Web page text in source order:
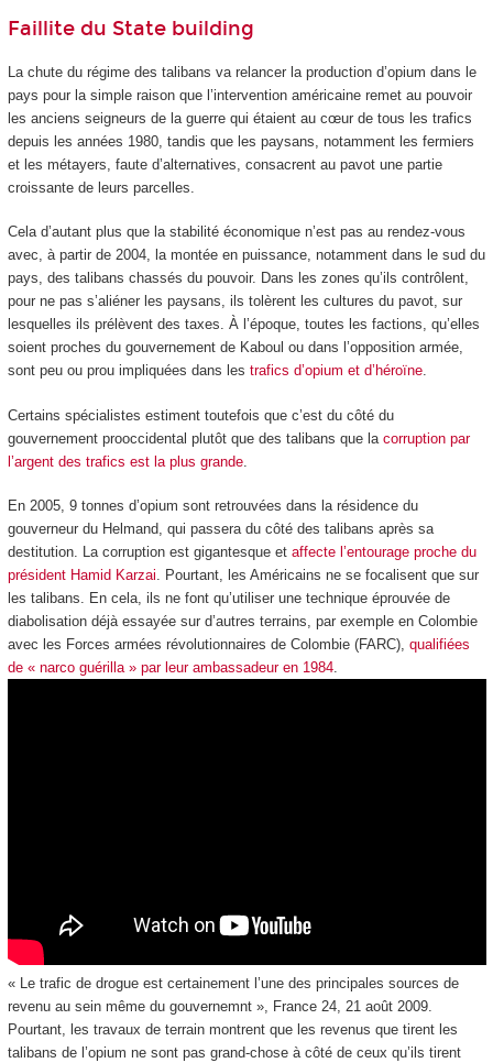
Faillite du State building
La chute du régime des talibans va relancer la production d’opium dans le
pays pour la simple raison que l’intervention américaine remet au pouvoir
les anciens seigneurs de la guerre qui étaient au cœur de tous les trafics
depuis les années 1980, tandis que les paysans, notamment les fermiers
et les métayers, faute d’alternatives, consacrent au pavot une partie
croissante de leurs parcelles.
Cela d’autant plus que la stabilité économique n’est pas au rendez-vous
avec, à partir de 2004, la montée en puissance, notamment dans le sud du
pays, des talibans chassés du pouvoir. Dans les zones qu’ils contrôlent,
pour ne pas s’aliéner les paysans, ils tolèrent les cultures du pavot, sur
lesquelles ils prélèvent des taxes. À l’époque, toutes les factions, qu’elles
soient proches du gouvernement de Kaboul ou dans l’opposition armée,
sont peu ou prou impliquées dans les trafics d’opium et d’héroïne.
Certains spécialistes estiment toutefois que c’est du côté du
gouvernement prooccidental plutôt que des talibans que la corruption par
l’argent des trafics est la plus grande.
En 2005, 9 tonnes d’opium sont retrouvées dans la résidence du
gouverneur du Helmand, qui passera du côté des talibans après sa
destitution. La corruption est gigantesque et affecte l’entourage proche du
président Hamid Karzai. Pourtant, les Américains ne se focalisent que sur
les talibans. En cela, ils ne font qu’utiliser une technique éprouvée de
diabolisation déjà essayée sur d’autres terrains, par exemple en Colombie
avec les Forces armées révolutionnaires de Colombie (FARC), qualifiées
de « narco guérilla » par leur ambassadeur en 1984.
« Le trafic de drogue est certainement l’une des principales sources de
revenu au sein même du gouvernemnt », France 24, 21 août 2009.
Pourtant, les travaux de terrain montrent que les revenus que tirent les
talibans de l’opium ne sont pas grand-chose à côté de ceux qu’ils tirent